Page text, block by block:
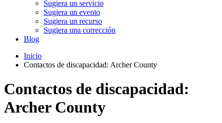
Sugiera un servicio
Sugiera un evento
Sugiera un recurso
Sugiera una corrección
Blog
Inicio
Contactos de discapacidad: Archer County
Contactos de discapacidad:
Archer County